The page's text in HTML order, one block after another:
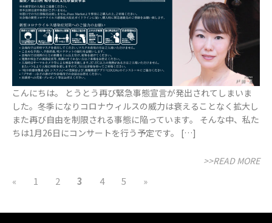
こんにちは。 とうとう再び緊急事態宣言が発出されてしまいま
した。冬季になりコロナウィルスの威力は衰えることなく拡大し
また再び自由を制限される事態に陥っています。 そんな中、私た
ちは1月26日にコンサートを行う予定です。 […]
>>READ MORE
« 1 2 3 4 5 »